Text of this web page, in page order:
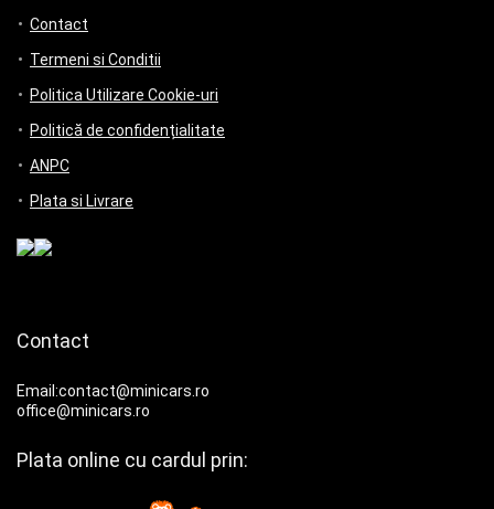
Contact
Termeni si Conditii
Politica Utilizare Cookie-uri
Politică de confidențialitate
ANPC
Plata si Livrare
Contact
Email:contact@minicars.ro
office@minicars.ro
Plata online cu cardul prin: